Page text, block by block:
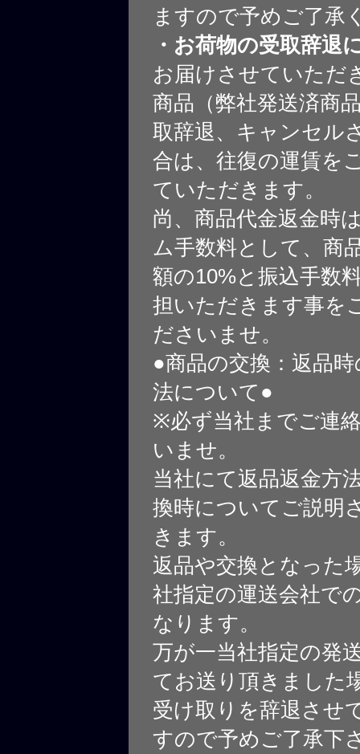
ますので予めご了承
・お荷物の受取辞退
お届けさせていただ
商品（弊社発送済商
取辞退、キャンセル
合は、往復の運賃を
ていただきます。
尚、商品代金返金時
ム手数料として、商
額の10%と振込手数
担いただきます事を
ださいませ。
●商品の交換：返品
法について●
※必ず当社までご連
いませ。
当社にて返品返金方
換時についてご説明
きます。
返品や交換となった
社指定の運送会社で
なります。
万が一当社指定の発
てお送り頂きました
受け取りを辞退させ
すので予めご了承下